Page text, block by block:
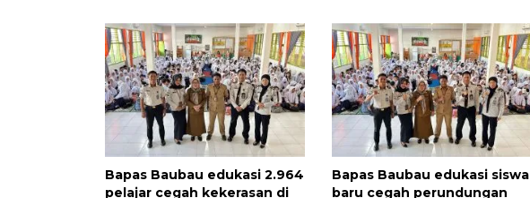
Bapas Baubau edukasi 2.964
pelajar cegah kekerasan di
Bapas Baubau edukasi siswa
baru cegah perundungan